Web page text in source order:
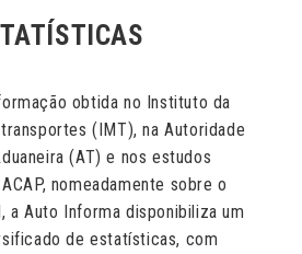
obtida no Instituto da
(IMT), na Autoridade
(AT) e nos estudos
nomeadamente sobre o
a Auto Informa disponibiliza um
de estatísticas, com